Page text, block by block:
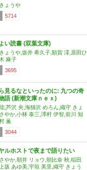
ょうや
5714
い読書 (双葉文庫)
ょうや,坂井 希久子,額賀 澪,原田ひ
麻子
3695
見るなといったのに: 九つの奇
語 (新潮文庫ｎｅｘ)
,芦沢 央,海猫沢 めろん,織守 きょ
やか,小林 泰三,澤村 伊智,前川 知
薫
3044
ルホストで夜まで語りたい
やか,朝井 リョウ,朝比奈 秋,稲田
坂 あゆ美,宇垣 美里,織守 きょう